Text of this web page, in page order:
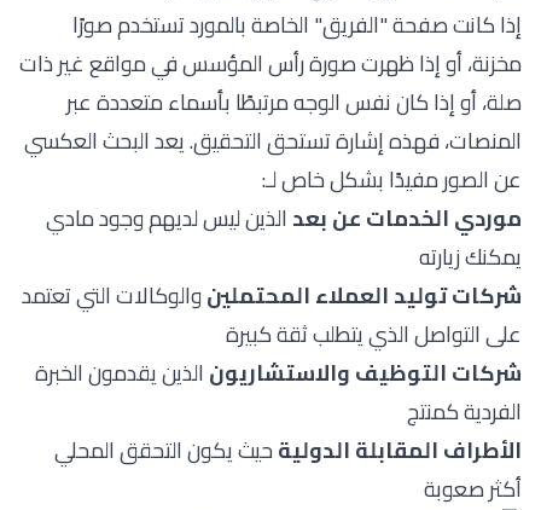
إذا كانت صفحة "الفريق" الخاصة بالمورد تستخدم صورًا
مخزنة، أو إذا ظهرت صورة رأس المؤسس في مواقع غير ذات
صلة، أو إذا كان نفس الوجه مرتبطًا بأسماء متعددة عبر
المنصات، فهذه إشارة تستحق التحقيق. يعد البحث العكسي
عن الصور مفيدًا بشكل خاص لـ:
موردي الخدمات عن بعد الذين ليس لديهم وجود مادي
يمكنك زيارته
شركات توليد العملاء المحتملينوالوكالات التي تعتمد
على التواصل الذي يتطلب ثقة كبيرة
شركات التوظيف والاستشاريون الذين يقدمون الخبرة
الفردية كمنتج
الأطراف المقابلة الدوليةحيث يكون التحقق المحلي
أكثر صعوبة